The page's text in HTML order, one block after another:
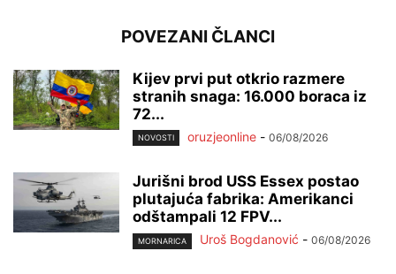
POVEZANI ČLANCI
Kijev prvi put otkrio razmere
stranih snaga: 16.000 boraca iz
72...
NOVOSTI oruzjeonline - 06/08/2026
Jurišni brod USS Essex postao
plutajuća fabrika: Amerikanci
odštampali 12 FPV...
MORNARICA Uroš Bogdanović - 06/08/2026